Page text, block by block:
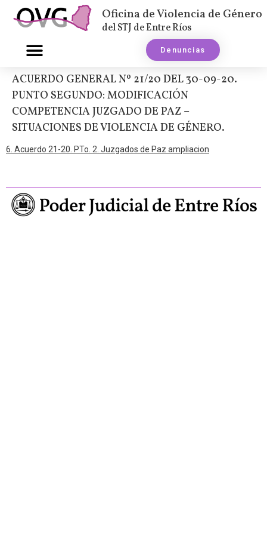
Oficina de Violencia de Género
del STJ de Entre Ríos
Denuncias
ACUERDO GENERAL Nº 21/20 DEL 30-09-20.
PUNTO SEGUNDO: MODIFICACIÓN
COMPETENCIA JUZGADO DE PAZ –
SITUACIONES DE VIOLENCIA DE GÉNERO.
6. Acuerdo 21-20. PTo. 2. Juzgados de Paz ampliacion